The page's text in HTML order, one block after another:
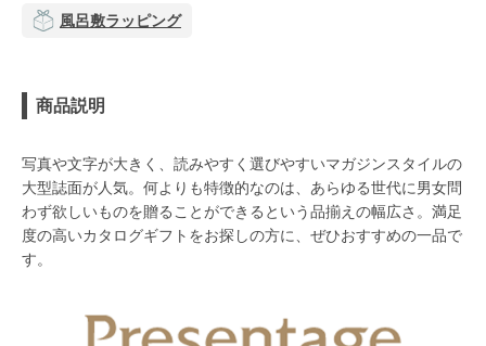
風呂敷ラッピング
商品説明
写真や文字が大きく、読みやすく選びやすいマガジンスタイルの
大型誌面が人気。何よりも特徴的なのは、あらゆる世代に男女問
わず欲しいものを贈ることができるという品揃えの幅広さ。満足
度の高いカタログギフトをお探しの方に、ぜひおすすめの一品で
す。